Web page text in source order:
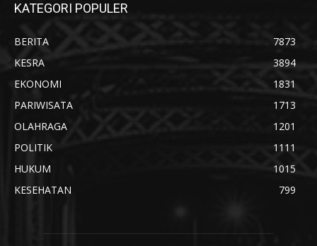
KATEGORI POPULER
BERITA
7873
KESRA
3894
EKONOMI
1831
PARIWISATA
1713
OLAHRAGA
1201
POLITIK
1111
HUKUM
1015
KESEHATAN
799